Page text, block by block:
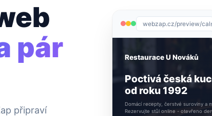
pár
připraví
webzap.cz/preview/
Restaurace U Nováků
Poctivá česká
od roku 1992
Domácí recepty, čerstvé suroviny a
Rezervujte stůl online - otevřeno